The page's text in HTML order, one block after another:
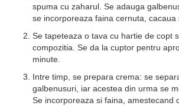
spuma cu zaharul. Se adauga
se incorporeaza faina cernuta, cacaua
Se tapeteaza o tava cu hartie de copt
compozitia. Se da la cuptor pentru
minute.
Intre timp, se prepara crema: se
galbenusuri, iar acestea din urma se
Se incorporeaza si faina, amestecand